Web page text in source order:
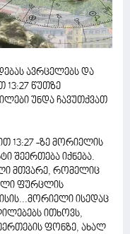
ავრცელებს და
წუთზე
უნდა ჩავუთქვათ
13:27 -ზე მორიელის
შეერთება იქნება.
მთვარე, რომელიც
ფურცლის
ისედაც
ითხოვს,
ფონზე, ახალ